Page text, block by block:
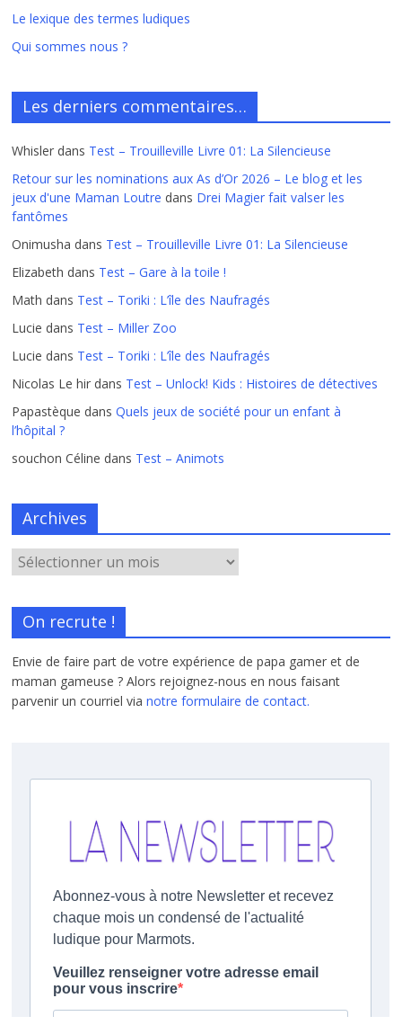
Le lexique des termes ludiques
Qui sommes nous ?
Les derniers commentaires…
Whisler dans Test – Trouilleville Livre 01: La Silencieuse
Retour sur les nominations aux As d’Or 2026 – Le blog et les
jeux d'une Maman Loutre dans Drei Magier fait valser les
fantômes
Onimusha dans Test – Trouilleville Livre 01: La Silencieuse
Elizabeth dans Test – Gare à la toile !
Math dans Test – Toriki : L’île des Naufragés
Lucie dans Test – Miller Zoo
Lucie dans Test – Toriki : L’île des Naufragés
Nicolas Le hir dans Test – Unlock! Kids : Histoires de détectives
Papastèque dansQuels jeux de société pour un enfant à
l’hôpital ?
souchon Céline dans Test – Animots
Archives
On recrute !
Envie de faire part de votre expérience de papa gamer et de
maman gameuse ? Alors rejoignez-nous en nous faisant
parvenir un courriel vianotre formulaire de contact.